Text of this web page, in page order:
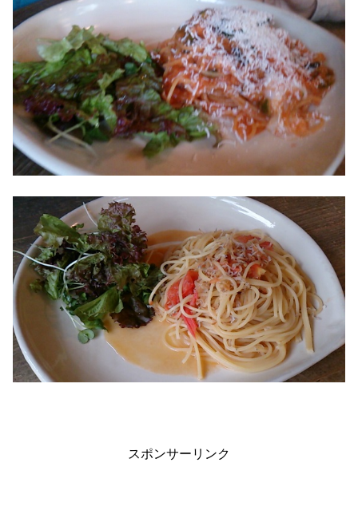
スポンサーリンク